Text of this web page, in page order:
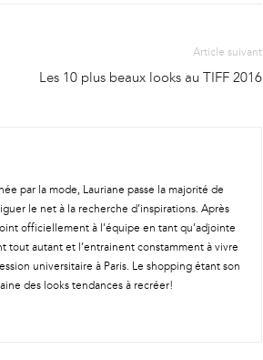
Article suivant
Les 10 plus beaux looks au TIFF 2016
par la mode, Lauriane passe la majorité de
le net à la recherche d’inspirations. Après
officiellement à l’équipe en tant qu’adjointe
tout autant et l’entrainent constamment à vivre
universitaire à Paris. Le shopping étant son
des looks tendances à recréer!